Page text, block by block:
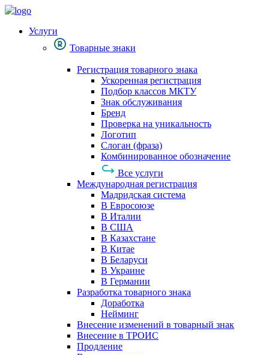
Услуги
Товарные знаки
Регистрация товарного знака
Ускоренная регистрация
Подбор классов МКТУ
Знак обслуживания
Бренд
Проверка на уникальность
Логотип
Слоган (фраза)
Комбинированное обозначение
Все услуги
Международная регистрация
Мадридская система
В Евросоюзе
В Италии
В США
В Казахстане
В Китае
В Беларуси
В Украине
В Германии
Разработка товарного знака
Доработка
Нейминг
Внесение изменений в товарный знак
Внесение в ТРОИС
Продление